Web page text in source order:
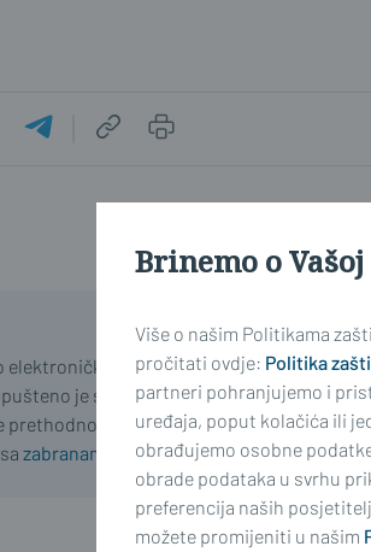
elektroničkim medijima, komentiranje
je samo registriranim korisnicima.
prethodno se upoznati sPravilima
zabranama propisanim stavkom 2. članka
Brinemo o
Više o našim Politikama
pročitati ovdje: Politika
partneri pohranjujemo i
uređaja, poput kolačića ili
obrađujemo osobne
obrade podataka u svrhu
preferencija naših
možete promijeniti u našim